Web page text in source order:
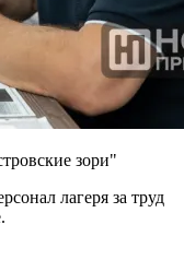
зори"
лагеря за труд